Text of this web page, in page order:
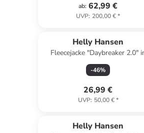
ab: 62,99 €
UVP: 200,00 €*
Helly Hansen
Fleecejacke "Daybreaker 2.0"
Schwarz
-46%
26,99 €
UVP: 50,00 €*
Helly Hansen